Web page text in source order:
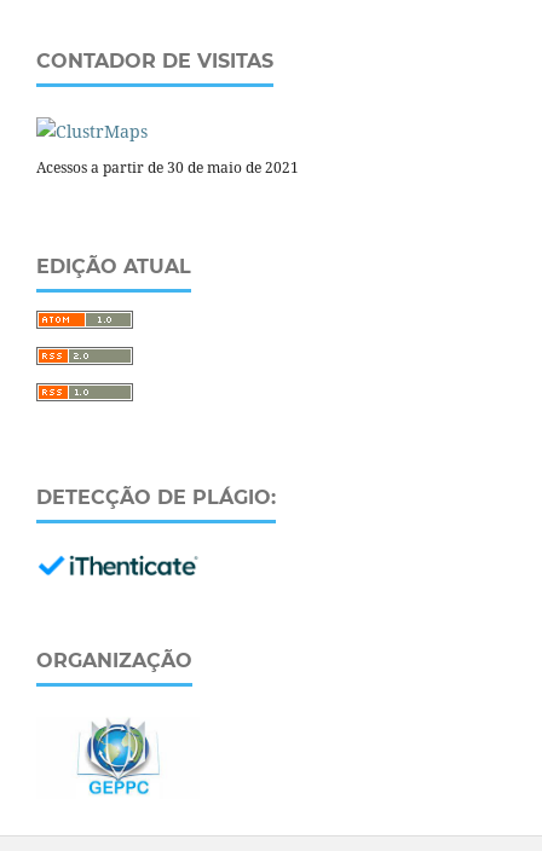
CONTADOR DE VISITAS
Acessos a partir de 30 de maio de 2021
EDIÇÃO ATUAL
DETECÇÃO DE PLÁGIO:
ORGANIZAÇÃO